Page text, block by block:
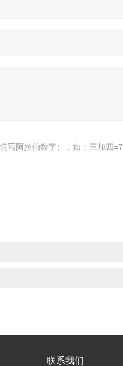
写阿拉伯数字），如：三加四=7
联系我们